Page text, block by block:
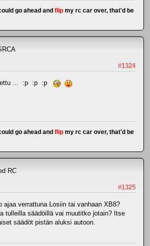
go ahead and flip my rc car over, that'd be
#1324
... :p :p :p
go ahead and flip my rc car over, that'd be
RC
#1325
ajaa verrattuna Losiin tai vanhaan XB8?
tulleilla säädöillä vai muutitko jotain? Itse
säädöt pistän aluksi autoon.